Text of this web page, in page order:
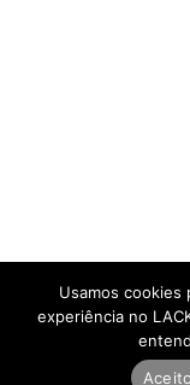
Usamos cookies
experiência no